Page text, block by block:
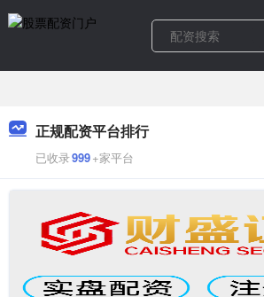
正规配资平台排行
已收录999+家平台